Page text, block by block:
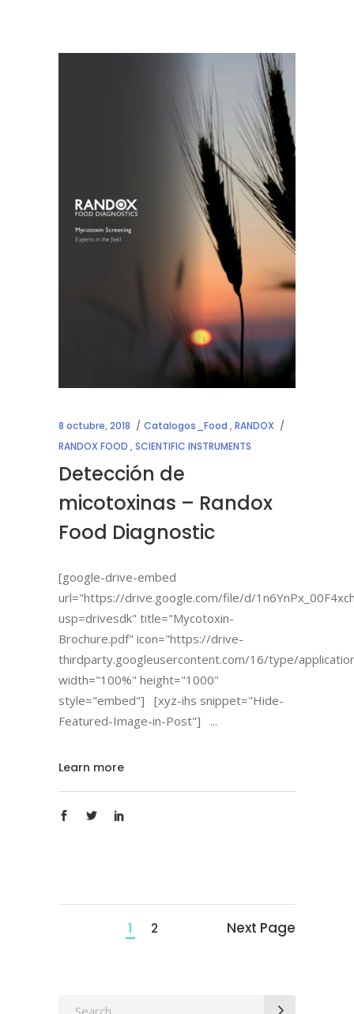
8 octubre, 2018 Catalogos_Food ,RANDOX
RANDOX FOOD ,SCIENTIFIC INSTRUMENTS
Detección de
micotoxinas – Randox
Food Diagnostic
[google-drive-embed
url="https://drive.google.com/file/d/
usp=drivesdk" title="Mycotoxin-
Brochure.pdf" icon="https://drive-
thirdparty.googleusercontent.com/16/type/
width="100%" height="1000"
style="embed"] [xyz-ihs snippet="Hide-
Featured-Image-in-Post"]
Learn more
1 2 Next Page
Search